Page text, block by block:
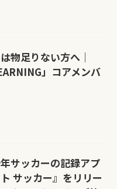
物足りない方へ｜
」コアメンバ
年サッカーの記録アプ
サッカー』をリリー